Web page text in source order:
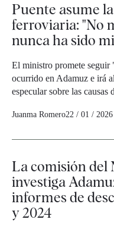
Puente asume
ferroviaria: "No
nunca ha sido
El ministro promete
ocurrido en Adamuz e irá
especular sobre las causas
Juanma Romero22 / 01 / 2026
La comisión del
investiga
informes de
y 2024